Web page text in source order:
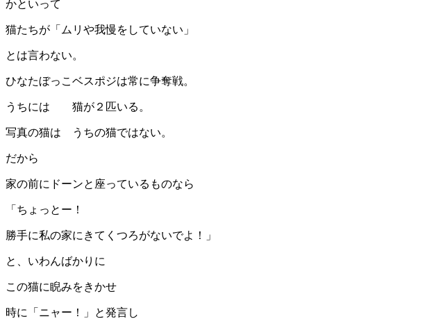
かといって
猫たちが「ムリや我慢をしていない」
とは言わない。
ひなたぼっこベスポジは常に争奪戦。
うちには 猫が２匹いる。
写真の猫は うちの猫ではない。
だから
家の前にドーンと座っているものなら
「ちょっとー！
勝手に私の家にきてくつろがないでよ！」
と、いわんばかりに
この猫に睨みをきかせ
時に「ニャー！」と発言し